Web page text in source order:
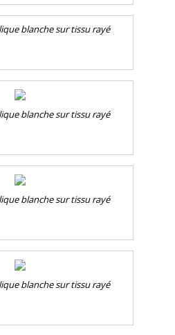
blanche sur tissu rayé
blanche sur tissu rayé
blanche sur tissu rayé
blanche sur tissu rayé